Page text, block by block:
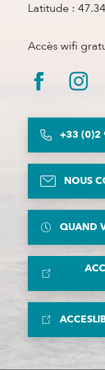
Latitude :
Accès wifi
+33 (0)2
NOUS
QUAND